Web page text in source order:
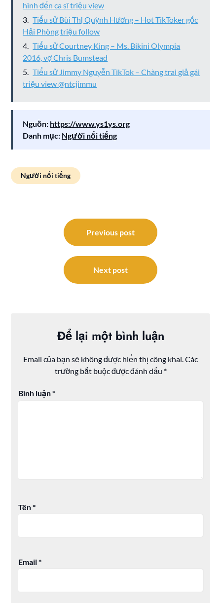
hình đến ca sĩ triệu view
Tiểu sử Bùi Thị Quỳnh Hương – Hot TikToker gốc
Hải Phòng triệu follow
Tiểu sử Courtney King – Ms. Bikini Olympia
2016, vợ Chris Bumstead
Tiểu sử Jimmy Nguyễn TikTok – Chàng trai giả gái
triệu view @ntcjimmu
Nguồn: https://www.ys1ys.org
Danh mục: Người nổi tiếng
Người nổi tiếng
Previous post
Next post
Để lại một bình luận
Email của bạn sẽ không được hiển thị công khai.Các
trường bắt buộc được đánh dấu *
Bình luận*
Tên*
Email*